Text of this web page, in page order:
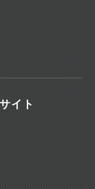
イト